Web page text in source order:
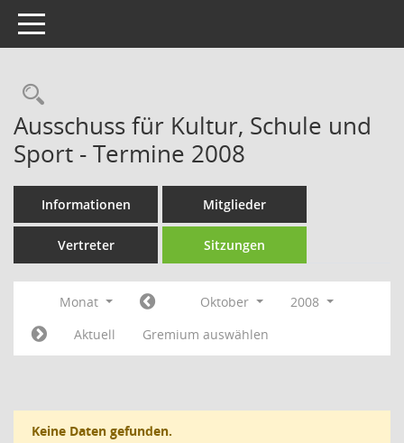
Toggle navigation
Rechercheauswahl
Ausschuss für Kultur, Schule und
Sport - Termine 2008
Informationen Mitglieder
Vertreter Sitzungen
Monat Oktober
2008
Aktuell
Gremium auswählen
Keine Daten gefunden.